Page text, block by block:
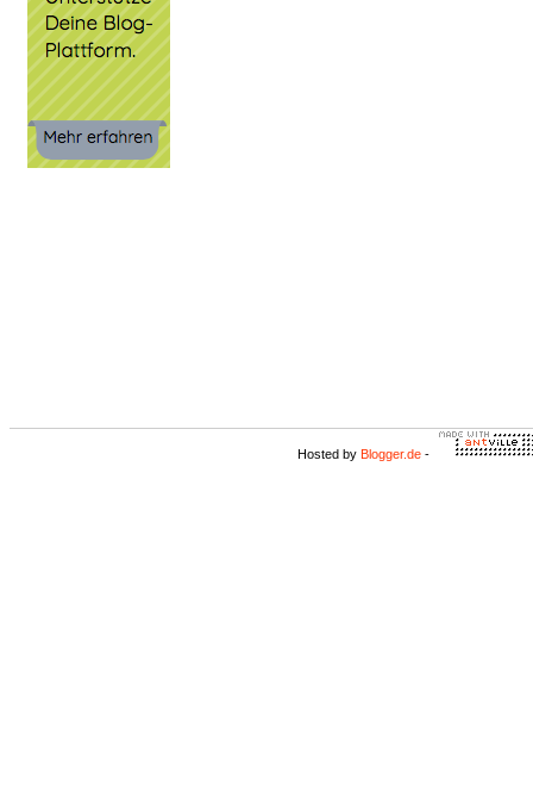
Hosted by Blogger.de -